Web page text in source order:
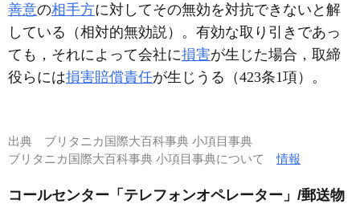
善意の相手方に対してその無効を対抗できないと解
している（相対的無効説）。有効な取り引きであっ
ても，それによって会社に損害が生じた場合，取締
役らには損害賠償責任が生じうる（423条1項）。
出典 ブリタニカ国際大百科事典 小項目事典
ブリタニカ国際大百科事典 小項目事典について情報
コールセンター「テレフォンオペレーター」/郵送物